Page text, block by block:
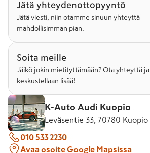
Jätä yhteydenottopyyntö
Jätä viesti, niin otamme sinuun yhteyttä
mahdollisimman pian.
Soita meille
Jäikö jokin mietityttämään? Ota yhteyttä ja
keskustellaan lisää!
K-Auto Audi Kuopio
Leväsentie 33, 70780 Kuopio
010 533 2230
Avaa osoite Google Mapsissa